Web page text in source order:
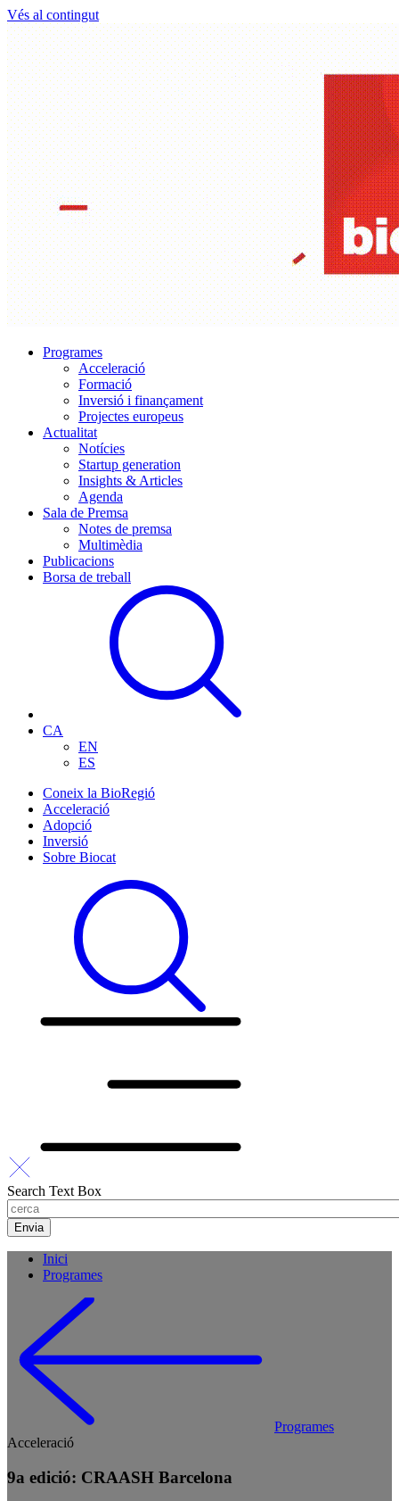
Vés al contingut
Programes
Acceleració
Formació
Inversió i finançament
Projectes europeus
Actualitat
Notícies
Startup generation
Insights & Articles
Agenda
Sala de Premsa
Notes de premsa
Multimèdia
Publicacions
Borsa de treball
CA
EN
ES
Coneix la BioRegió
Acceleració
Adopció
Inversió
Sobre Biocat
Search Text Box
Inici
Programes
Programes
Acceleració
9a edició: CRAASH Barcelona